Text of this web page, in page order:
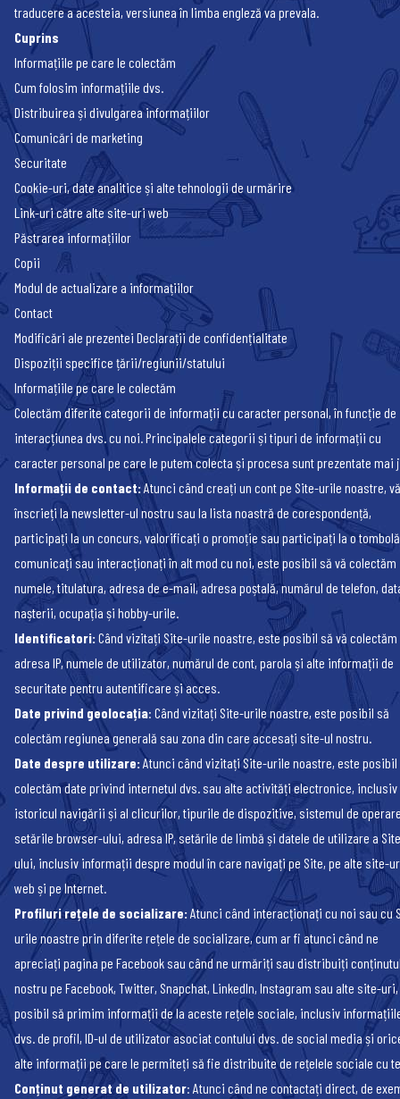
traducere a acesteia, versiunea în limba engleză va prevala.
Cuprins
Informațiile pe care le colectăm
Cum folosim informațiile dvs.
Distribuirea și divulgarea informațiilor
Comunicări de marketing
Securitate
Cookie-uri, date analitice și alte tehnologii de urmărire
Link-uri către alte site-uri web
Păstrarea informațiilor
Copii
Modul de actualizare a informațiilor
Contact
Modificări ale prezentei Declarații de confidențialitate
Dispoziții specifice țării/regiunii/statului
Informațiile pe care le colectăm
Colectăm diferite categorii de informații cu caracter personal, în funcție de
interacțiunea dvs. cu noi. Principalele categorii și tipuri de informații cu
caracter personal pe care le putem colecta și procesa sunt prezentate mai
Informații de contact:Atunci când creați un cont pe Site-urile noastre, vă
înscrieți la newsletter-ul nostru sau la lista noastră de corespondență,
participați la un concurs, valorificați o promoție sau participați la o
comunicați sau interacționați în alt mod cu noi, este posibil să vă colectăm
numele, titulatura, adresa de e-mail, adresa poștală, numărul de telefon,
nașterii, ocupația și hobby-urile.
Identificatori:Când vizitați Site-urile noastre, este posibil să vă colectăm
adresa IP, numele de utilizator, numărul de cont, parola și alte informații de
securitate pentru autentificare și acces.
Date privind geolocația: Când vizitați Site-urile noastre, este posibil să
colectăm regiunea generală sau zona din care accesați site-ul nostru.
Date despre utilizare:Atunci când vizitați Site-urile noastre, este posibil
colectăm date privind internetul dvs. sau alte activități electronice, inclusiv
istoricul navigării și al clicurilor, tipurile de dispozitive, sistemul de
setările browser-ului, adresa IP, setările de limbă și datele de utilizare a
ului, inclusiv informații despre modul în care navigați pe Site, pe alte site-
web și pe Internet.
Profiluri rețele de socializare:Atunci când interacționați cu noi sau cu
urile noastre prin diferite rețele de socializare, cum ar fi atunci când ne
apreciați pagina pe Facebook sau când ne urmăriți sau distribuiți
nostru pe Facebook, Twitter, Snapchat, LinkedIn, Instagram sau alte site-
posibil să primim informații de la aceste rețele sociale, inclusiv
dvs. de profil, ID-ul de utilizator asociat contului dvs. de social media și
alte informații pe care le permiteți să fie distribuite de rețelele sociale cu
Conținut generat de utilizator: Atunci când ne contactați direct, de